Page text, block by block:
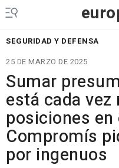
SEGURIDAD Y DEFENSA
25 DE MARZO DE 2025
Sumar
está cada
posiciones
Compromís
por ingenuos